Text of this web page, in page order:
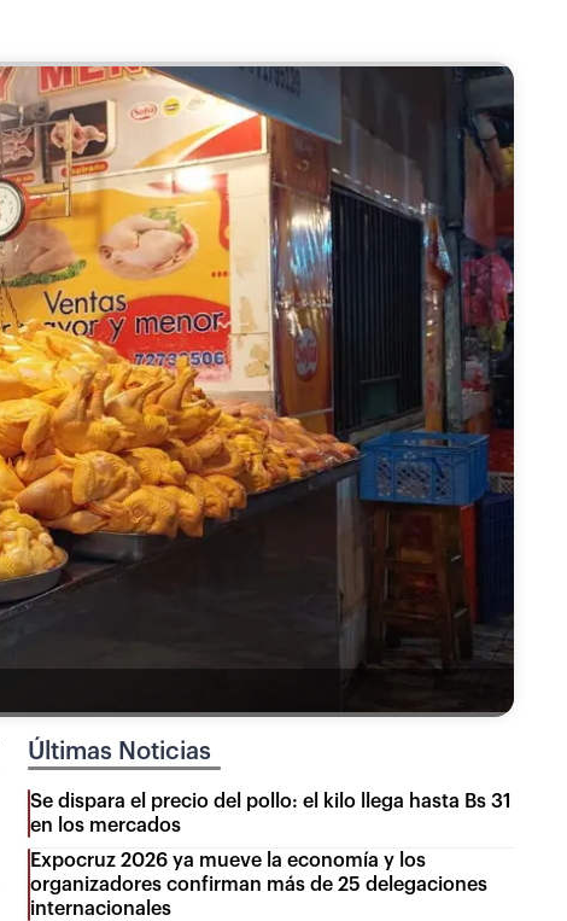
Últimas Noticias
Se dispara el precio del pollo: el kilo llega hasta Bs 31
en los mercados
Expocruz 2026 ya mueve la economía y los
organizadores confirman más de 25 delegaciones
internacionales